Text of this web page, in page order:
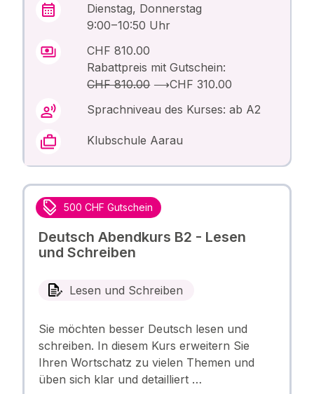
Dienstag, Donnerstag
9:00 – 10:50 Uhr
CHF 810.00
Rabattpreis mit Gutschein:
CHF 810.00⟶CHF 310.00
Sprachniveau des Kurses: ab A2
Klubschule Aarau
500 CHF Gutschein
Deutsch Abendkurs B2 - Lesen
und Schreiben
Lesen und Schreiben
Sie möchten besser Deutsch lesen und
schreiben. In diesem Kurs erweitern Sie
Ihren Wortschatz zu vielen Themen und
üben sich klar und detailliert …